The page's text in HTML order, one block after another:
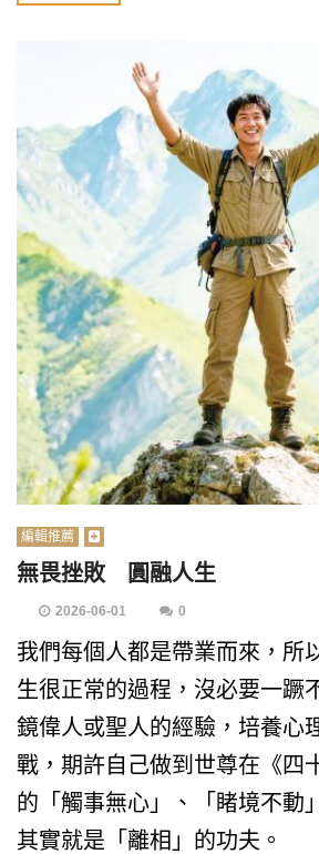
編輯推薦
無畏挫敗 圓融人生
2026-06-01 0
我們每個人都是帶業而來，所
生很正常的過程，沒必要一蹶
鏡偉人或聖人的經驗，培養心
戰，期許自己做到世尊在《四
的「觸事無心」、「睹境不動
其實就是「離相」的功夫。